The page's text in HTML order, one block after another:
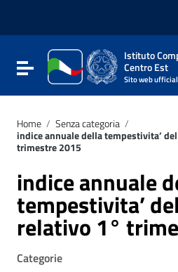
Vai al footer
Attiva / disattiva la navigazione
Istituto
Centro Est
Sito web
Home / Senza categoria /
indice annuale della tempestivita’
trimestre 2015
indice annuale
tempestivita’
relativo 1°
Categorie